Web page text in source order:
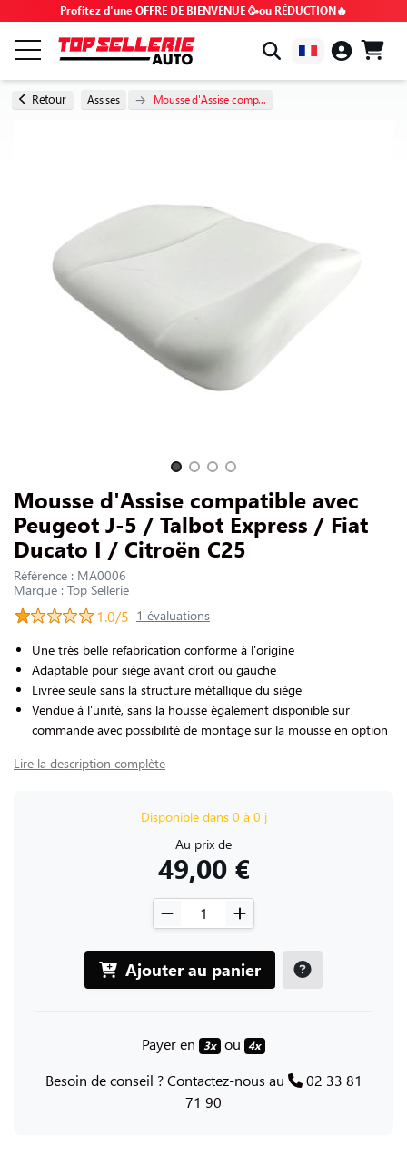
Profitez d'une OFFRE DE BIENVENUE 🥳ou RÉDUCTION🔥
PAR MARQUE & MODÈLE
CODES PROMO
CONSEILS & TUTOS
Retour Assises Mousse d'Assise comp...
Mousse d'Assise compatible avec
Peugeot J-5 / Talbot Express / Fiat
Ducato I / Citroën C25
Référence : MA0006
Marque : Top Sellerie
1.0/5 1 évaluations
Une très belle refabrication conforme à l'origine
Adaptable pour siège avant droit ou gauche
Livrée seule sans la structure métallique du siège
Vendue à l'unité, sans la housse également disponible sur
commande avec possibilité de montage sur la mousse en option
Lire la description complète
Disponible dans 0 à 0 j
Au prix de
49,00 €
Ajouter au panier
Payer en 3x ou 4x
Besoin de conseil ? Contactez-nous au
02 33 81
71 90